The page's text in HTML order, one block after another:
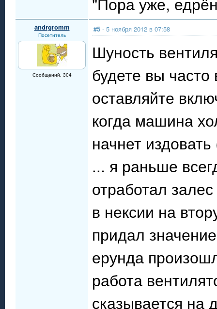
andrgromm
Посетитель
Сообщений: 304
#5 - 5 ноября 2012 в 07:58
Шуность
будете вы
оставляйте
когда машина
начнет
... я раньше
отработал
в нексии на
придал
ерунда
работа
сказывается на